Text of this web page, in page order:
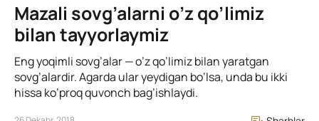
Mazali sovg’alarni o’z qo’limiz
bilan tayyorlaymiz
Eng yoqimli sovg’alar — o’z qo’limiz bilan yaratgan
sovg’alardir. Agarda ular yeydigan bo’lsa, unda bu ikki
hissa ko’proq quvonch bag’ishlaydi.